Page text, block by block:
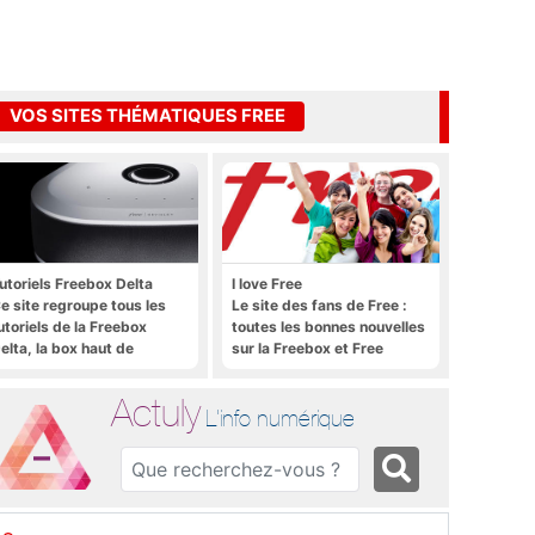
VOS SITES THÉMATIQUES FREE
Freebox Delta
site regroupe tous les
de la Freebox
la box haut de
I love Free
Le site des fans de Free :
toutes les bonnes nouvelles
sur la Freebox et Free
Actuly L'info numérique